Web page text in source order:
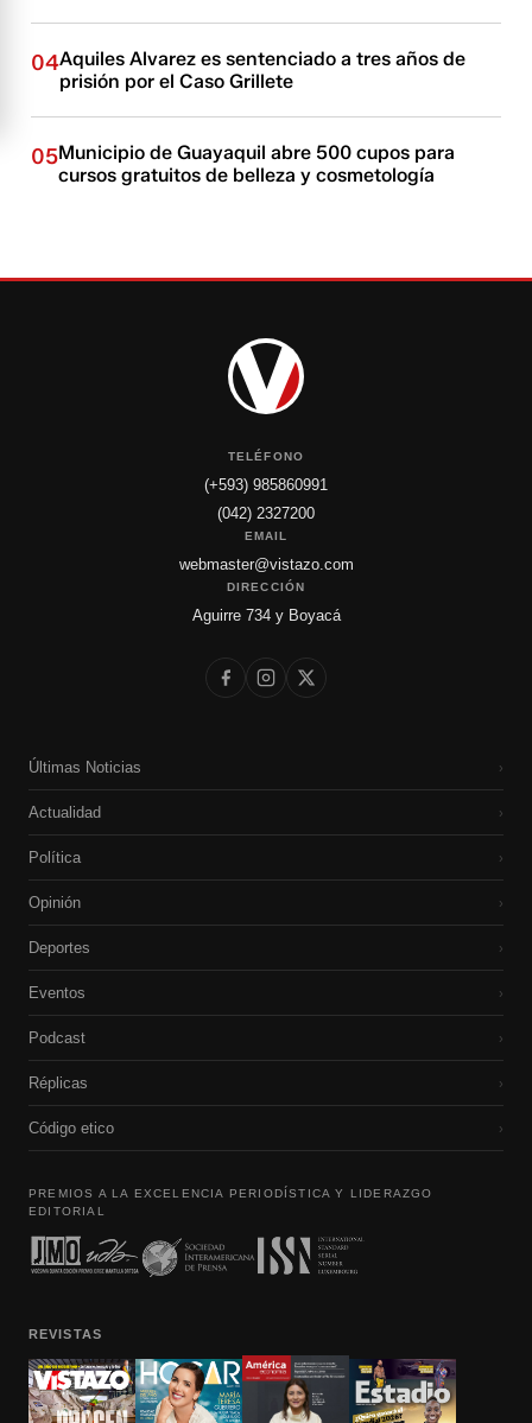
04Aquiles Alvarez es sentenciado a tres años de
prisión por el Caso Grillete
05Municipio de Guayaquil abre 500 cupos para
cursos gratuitos de belleza y cosmetología
TELÉFONO
(+593) 985860991
(042) 2327200
EMAIL
webmaster@vistazo.com
DIRECCIÓN
Aguirre 734 y Boyacá
Últimas Noticias ›
Actualidad ›
Política ›
Opinión ›
Deportes ›
Eventos ›
Podcast ›
Réplicas ›
Código etico ›
PREMIOS A LA EXCELENCIA PERIODÍSTICA Y LIDERAZGO
EDITORIAL
REVISTAS